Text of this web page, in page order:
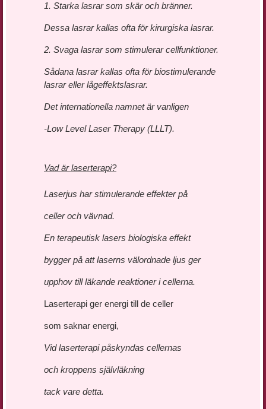
1. Starka lasrar som skär och bränner.
Dessa lasrar kallas ofta för kirurgiska lasrar.
2. Svaga lasrar som stimulerar cellfunktioner.
Sådana lasrar kallas ofta för biostimulerande
lasrar eller lågeffektslasrar.
Det internationella namnet är vanligen
-Low Level Laser Therapy (LLLT).
Vad är laserterapi?
Laserjus har stimulerande effekter på
celler och vävnad.
En terapeutisk lasers biologiska effekt
bygger på att laserns välordnade ljus ger
upphov till läkande reaktioner i cellerna.
Laserterapi ger energi till de celler
som saknar energi,
Vid laserterapi påskyndas cellernas
och kroppens självläkning
tack vare detta.